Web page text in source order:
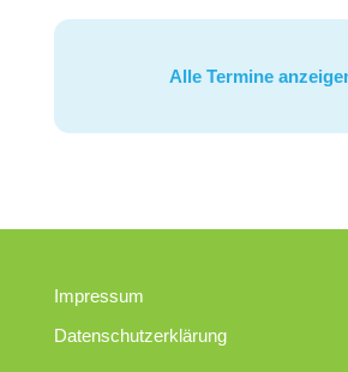
Alle Termine
Impressum
Datenschutzerklärung